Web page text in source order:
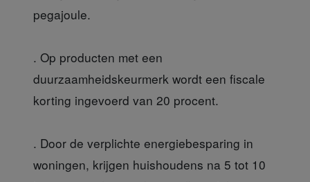
pegajoule.
. Op producten met een
duurzaamheidskeurmerk wordt een fiscale
korting ingevoerd van 20 procent.
. Door de verplichte energiebesparing in
woningen, krijgen huishoudens na 5 tot 10